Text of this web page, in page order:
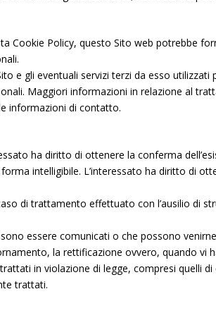
Cookie Policy, questo Sito web potrebbe
e gli eventuali servizi terzi da esso
Maggiori informazioni in relazione al
informazioni di contatto.
ha diritto di ottenere la conferma
intelligibile. L’interessato ha diritto di
di trattamento effettuato con l’ausilio di
essere comunicati o che possono
la rettificazione ovvero, quando vi
in violazione di legge, compresi quelli di
trattati.